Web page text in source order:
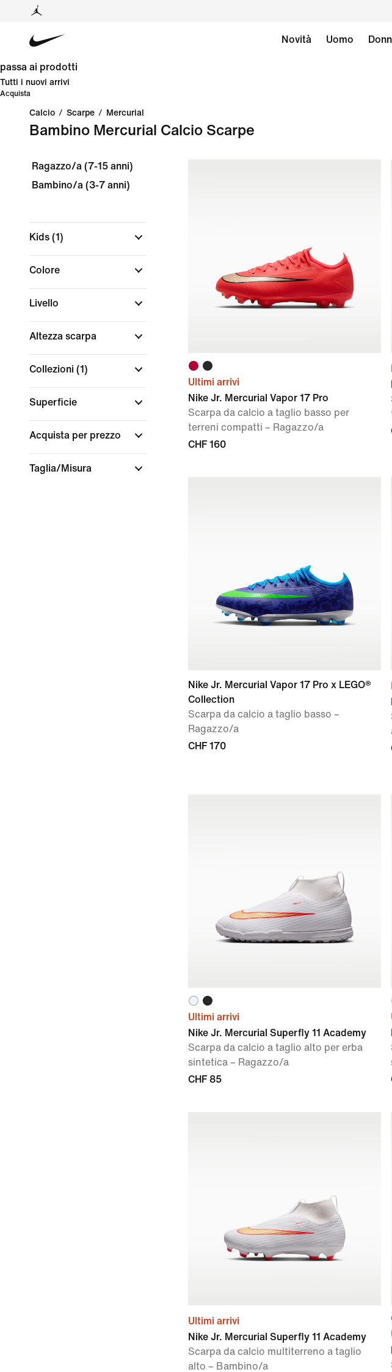
Novità Uomo
passa ai prodotti
Tutti i nuovi arrivi
Acquista
Calcio / Scarpe / Mercurial
Bambino Mercurial Calcio Scarpe
Ragazzo/a (7-15 anni)
Bambino/a (3-7 anni)
Kids (1)
Colore
Livello
Altezza scarpa
Collezioni (1)
Superficie
Acquista per prezzo
Taglia/Misura
Ultimi arrivi
Nike Jr. Mercurial Vapor 17 Pro
Scarpa da calcio a taglio basso per
terreni compatti – Ragazzo/a
CHF 160
Nike Jr. Mercurial Vapor 17 Pro x LEGO®
Collection
Scarpa da calcio a taglio basso –
Ragazzo/a
CHF 170
Ultimi arrivi
Nike Jr. Mercurial Superfly 11 Academy
Scarpa da calcio a taglio alto per erba
sintetica – Ragazzo/a
CHF 85
Ultimi arrivi
Nike Jr. Mercurial Superfly 11 Academy
Scarpa da calcio multiterreno a taglio
alto – Bambino/a